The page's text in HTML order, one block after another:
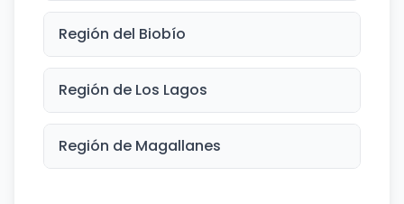
Región del Biobío
Región de Los Lagos
Región de Magallanes